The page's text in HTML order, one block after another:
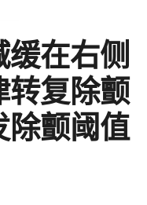
在右侧
转复除颤
除颤阈值